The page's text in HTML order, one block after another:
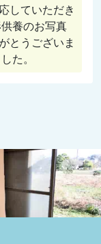
していただき
養のお写真
とうございま
た。